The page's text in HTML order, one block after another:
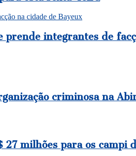
na cidade de Bayeux
integrantes de
criminosa na
milhões para os campi